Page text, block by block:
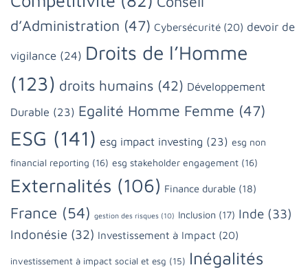
d’Administration (47) Cybersécurité (20) devoir de
vigilance (24) Droits de l’Homme
(123) droits humains (42) Développement
Durable (23) Egalité Homme Femme (47)
ESG (141) esg impact investing (23) esg non
financial reporting (16) esg stakeholder engagement (16)
Externalités (106) Finance durable (18)
France (54) gestion des risques (10) Inclusion (17) Inde (33)
Indonésie (32) Investissement à Impact (20)
investissement à impact social et esg (15) Inégalités